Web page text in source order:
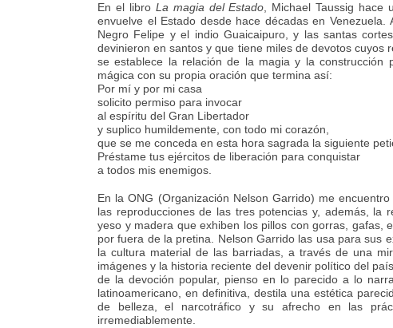
En el libro La magia del Estado, Michael Taussig hace
envuelve el Estado desde hace décadas en
Negro Felipe y el indio Guaicaipuro, y las santas
devinieron en santos y que tiene miles de devotos cuyos
se establece la relación de la magia y la construcción
mágica con su propia oración que termina así:
Por mí y por mi casa
solicito permiso para invocar
al espíritu del Gran Libertador
y suplico humildemente, con todo mi corazón,
que se me conceda en esta hora sagrada la siguiente
Préstame tus ejércitos de liberación para conquistar
a todos mis enemigos.
En la ONG (Organización Nelson Garrido) me
las reproducciones de las tres potencias y, además, la
yeso y madera que exhiben los pillos con gorras, gafas,
por fuera de la pretina. Nelson Garrido las usa para sus
la cultura material de las barriadas, a través de una
imágenes y la historia reciente del devenir político del
de la devoción popular, pienso en lo parecido a lo
latinoamericano, en definitiva, destila una estética
de belleza, el narcotráfico y su afrecho en las
irremediablemente.